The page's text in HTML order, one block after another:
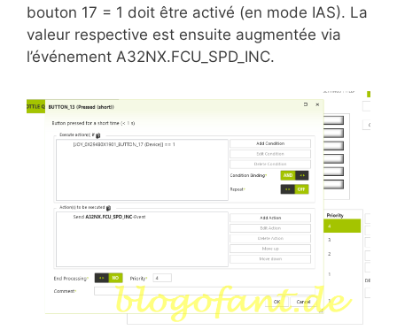
bouton 17 = 1 doit être activé (en mode IAS). La
valeur respective est ensuite augmentée via
l’événement A32NX.FCU_SPD_INC.